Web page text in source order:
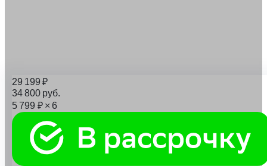
29 199 ₽
34 800 руб.
5 799 ₽ × 6